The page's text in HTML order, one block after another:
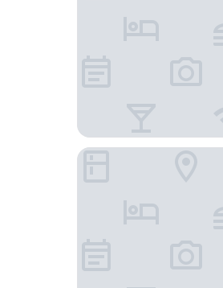
AC Hotel by Marriott